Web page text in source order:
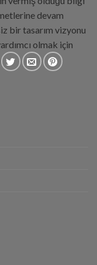
devam
bir tasarım vizyonu
olmak için